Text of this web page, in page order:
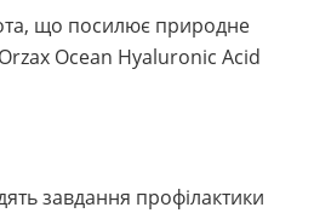
що посилює природне
Ocean Hyaluronic Acid
завдання профілактики